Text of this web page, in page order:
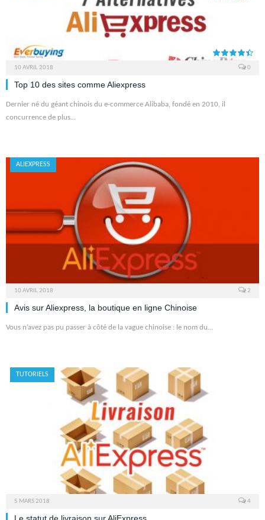
10 AVRIL 2018 0
Top 10 des sites comme Aliexpress
Dernier né du géant chinois du e-commerce Alibaba, fondé en 2010, il
concurrence de plus…
ALIEXPRESS
10 AVRIL 2018 2
Avis sur Aliexpress, la boutique en ligne Chinoise
Vous n’avez pas pu passer à côté de la vague chinoise : le nom du…
TUTORIELS
5 MARS 2018 4